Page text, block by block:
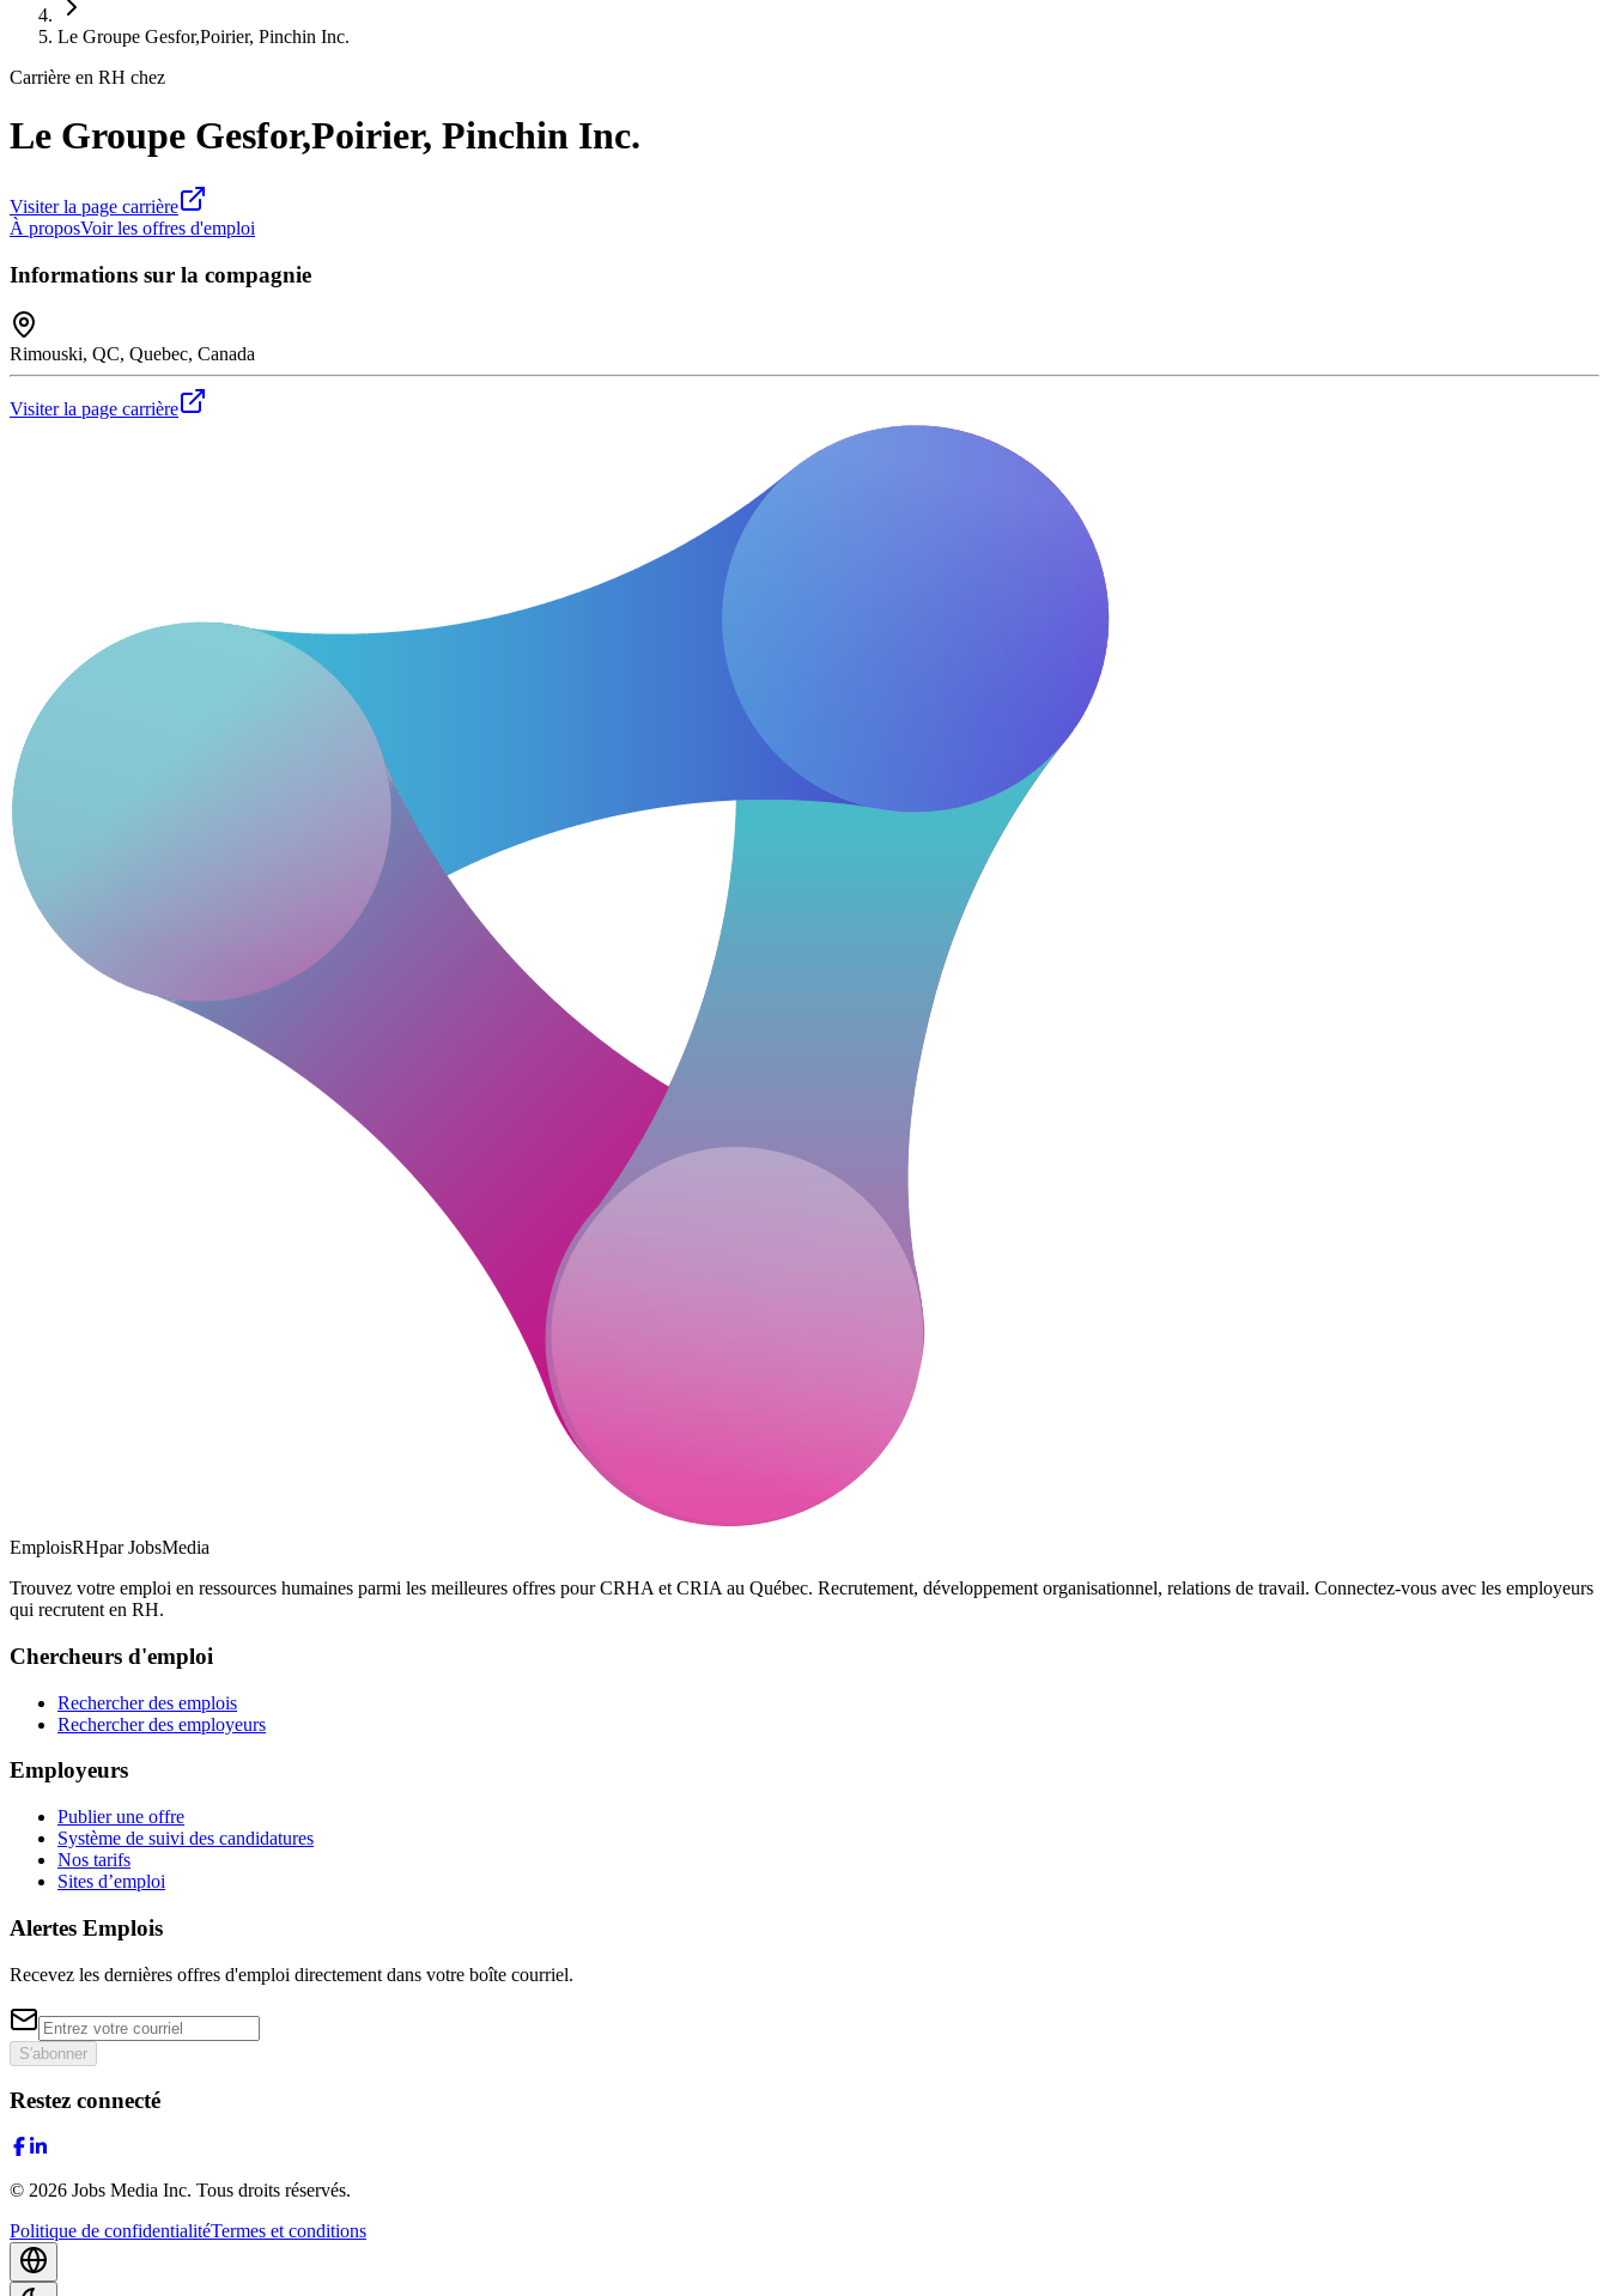
Le Groupe Gesfor,Poirier, Pinchin Inc.
Carrière en RH chez
Le Groupe Gesfor,Poirier, Pinchin Inc.
Visiter la page carrière
À proposVoir les offres d'emploi
Informations sur la compagnie
Rimouski, QC, Quebec, Canada
Visiter la page carrière
EmploisRHpar JobsMedia
Trouvez votre emploi en ressources humaines parmi les meilleures offres pour CRHA et CRIA au Québec. Recrutement, développement organisationnel, relations de travail. Connectez-vous avec les employeurs
qui recrutent en RH.
Chercheurs d'emploi
Rechercher des emplois
Rechercher des employeurs
Employeurs
Publier une offre
Système de suivi des candidatures
Nos tarifs
Sites d’emploi
Alertes Emplois
Recevez les dernières offres d'emploi directement dans votre boîte courriel.
S'abonner
Restez connecté
© 2026 Jobs Media Inc. Tous droits réservés.
Politique de confidentialitéTermes et conditions